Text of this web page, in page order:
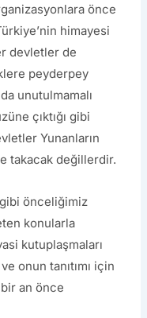
önce
himayesi
devletler de
peyderpey
unutulmamalı
çıktığı gibi
Yunanların
takacak değillerdir.
önceliğimiz
konularla
kutuplaşmaları
onun tanıtımı için
an önce